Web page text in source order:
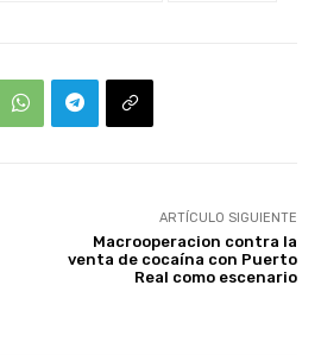
ARTÍCULO SIGUIENTE
Macrooperacion contra la
venta de cocaína con Puerto
Real como escenario